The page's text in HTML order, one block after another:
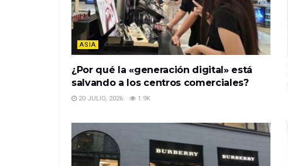
ASIA
¿Por qué la «generación digital» está
salvando a los centros comerciales?
20 JULIO, 2026 1.9K